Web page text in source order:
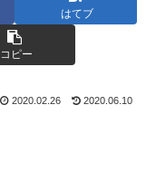
はてブ
コピー
2020.02.26 2020.06.10